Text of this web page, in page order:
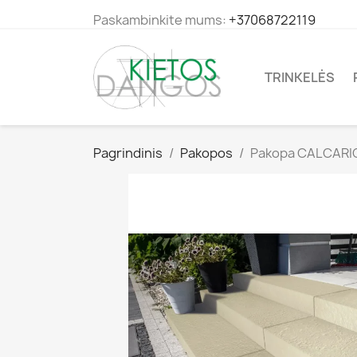
Paskambinkite mums: +37068722119
TRINKELĖS
Pagrindinis Pakopos Pakopa